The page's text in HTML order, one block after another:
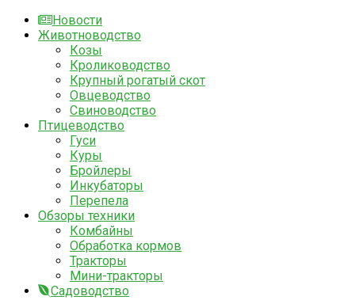
Новости
Животноводство
Козы
Кролиководство
Крупный рогатый скот
Овцеводство
Свиноводство
Птицеводство
Гуси
Куры
Бройлеры
Инкубаторы
Перепела
Обзоры техники
Комбайны
Обработка кормов
Тракторы
Мини-тракторы
Садоводство